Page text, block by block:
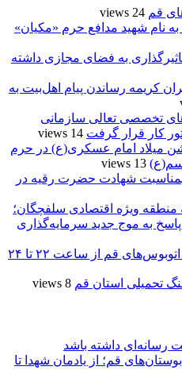
قم 24 views
نام شهید مدافع حرم «مکیان»
به فضای مجازی داشته
کریمه رساندن پیام اهل‌بیت به
تخصصی تعالی سازمانی
کار قرار گرفت 14 views
میلاد امام عسکری(ع) در حرم
13 views
شهادت حضرت رقیه در
هکتار به منطقه ویژه اقتصادی سلفچگان؛
به موج جدید سرمایه‌گذاری
قم از ساعت ۲۲ تا ۲۴
تحمیلی استان قم 8 views
رسانه‌ای داشته باشد
قم؛ از یادمان شهدا تا